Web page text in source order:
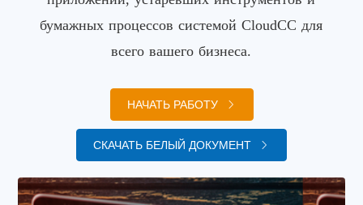
бумажных процессов системой CloudCC для
всего вашего бизнеса.
НАЧАТЬ РАБОТУ
СКАЧАТЬ БЕЛЫЙ ДОКУМЕНТ